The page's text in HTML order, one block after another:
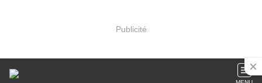
Publicité